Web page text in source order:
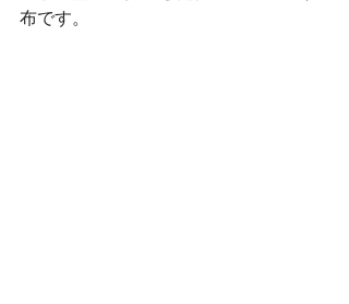
布です。